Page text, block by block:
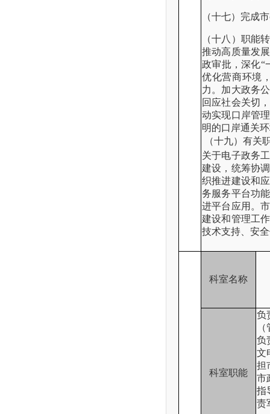
（十七）完成
（十八）职能
推动高质量发
政审批，深化“
优化营商环境
力。加大政务
回应社会关切
动实现口岸管
明的口岸通关
（十九）有关
关于电子政务
建设，统筹协
织推进建设和
务服务平台功
进平台应用。
建设和管理工
技术支持、安
科室名称
科室职能
负
负
文
担
市
指
责